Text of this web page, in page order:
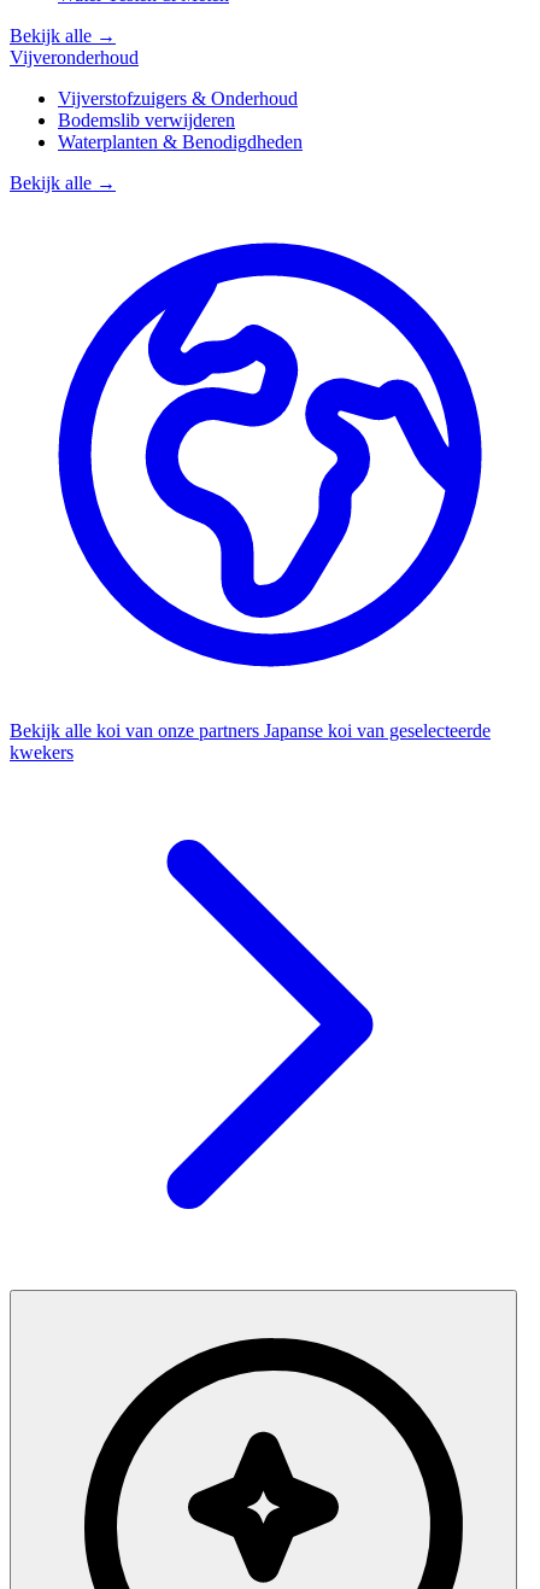
Bekijk alle →
Vijveronderhoud
Vijverstofzuigers & Onderhoud
Bodemslib verwijderen
Waterplanten & Benodigdheden
Bekijk alle →
Bekijk alle koi van onze partners Japanse koi van geselecteerde
kwekers